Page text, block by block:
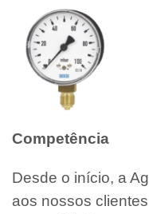
Competência
Desde o início, a
aos nossos